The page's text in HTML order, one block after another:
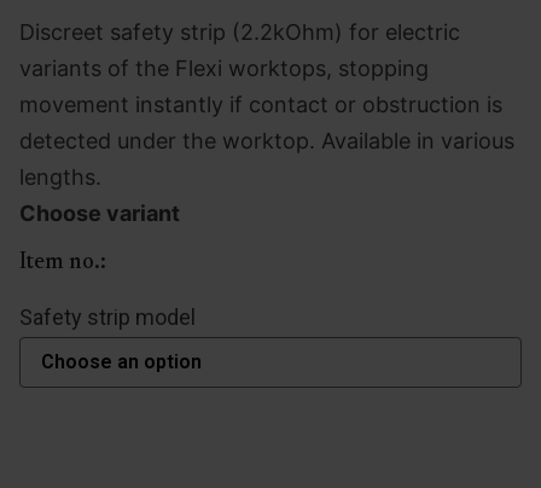
Discreet safety strip (2.2kOhm) for electric
variants of the Flexi worktops, stopping
movement instantly if contact or obstruction is
detected under the worktop. Available in various
lengths.
Choose variant
Item no.:
Safety strip model